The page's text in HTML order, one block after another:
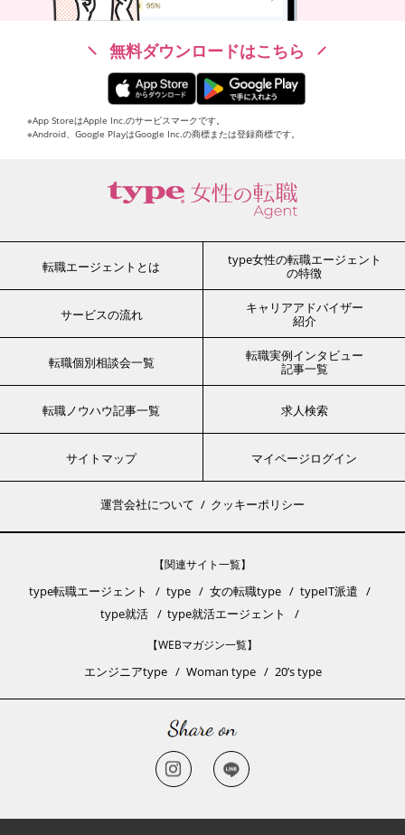
無料ダウンロードはこちら
※App StoreはApple Inc.のサービスマークです。
※Android、Google PlayはGoogle Inc.の商標または登録商標です。
転職エージェントとは
type女性の転職エージェント
の特徴
サービスの流れ
キャリアアドバイザー
紹介
転職個別相談会一覧
転職実例インタビュー
記事一覧
転職ノウハウ記事一覧 求人検索
サイトマップ マイページログイン
運営会社について クッキーポリシー
【関連サイト一覧】
type転職エージェント type 女の転職type
typeIT派遣
type就活
type就活エージェント
【WEBマガジン一覧】
エンジニアtype Woman type 20’s type